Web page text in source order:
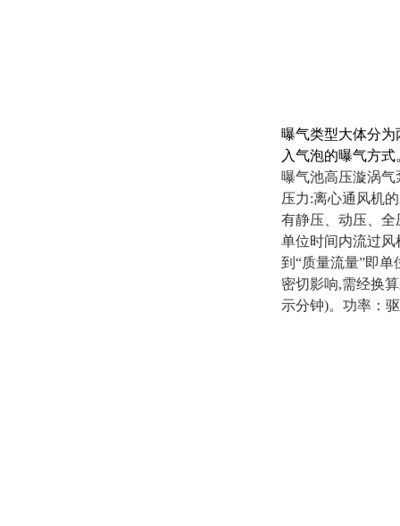
曝气类型大体分
入气泡的曝气方
曝气池高压漩涡气
压力:离心通风机
有静压、动压、全
单位时间内流过风
到“质量流量”即
密切影响,需经换
示分钟)。功率：